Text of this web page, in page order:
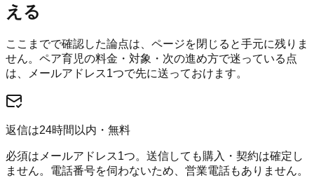
える
ここまでで確認した論点は、ページを閉じると手元に残りま
せん。 ペア育児の料金・対象・次の進め方で迷っている点
は、メールアドレス1つで先に送っておけます。
返信は24時間以内・無料
必須はメールアドレス1つ。送信しても購入・契約は確定し
ません。電話番号を伺わないため、営業電話もありません。